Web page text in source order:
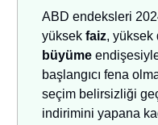
ABD endeksleri
yüksek faiz, yüksek
büyüme
başlangıcı fena
seçim belirsizliği
indirimini yapana